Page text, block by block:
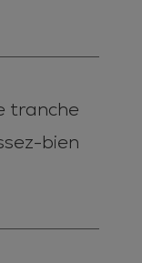
tranche
bien